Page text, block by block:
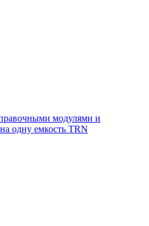
модулями и
одну емкость TRN